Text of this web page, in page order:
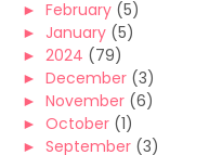
► February (5)
► January (5)
► 2024 (79)
► December (3)
► November (6)
► October (1)
► September (3)